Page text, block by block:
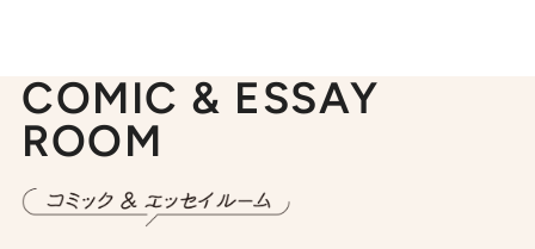
COMIC & ESSAY
ROOM